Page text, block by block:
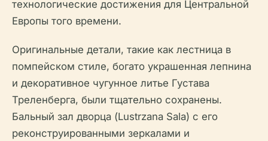
технологические достижения для Центральной
Европы того времени.
Оригинальные детали, такие как лестница в
помпейском стиле, богато украшенная лепнина
и декоративное чугунное литье Густава
Треленберга, были тщательно сохранены.
Бальный зал дворца (Lustrzana Sala) с его
реконструированными зеркалами и